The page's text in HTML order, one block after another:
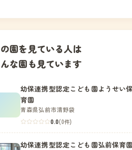
園を見ている人は
な園も見ています
幼保連携型認定こども園ようせい保
育園
青森県弘前市清野袋
0.0(0件)
幼保連携型認定こども園弘前保育園